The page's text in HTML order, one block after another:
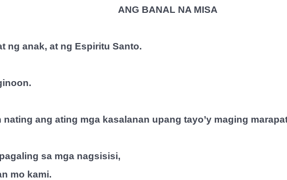
ANG BANAL NA MISA
ng anak, at ng Espiritu Santo.
nating ang ating mga kasalanan upang tayo’y maging
sa mga nagsisisi,
mo kami.